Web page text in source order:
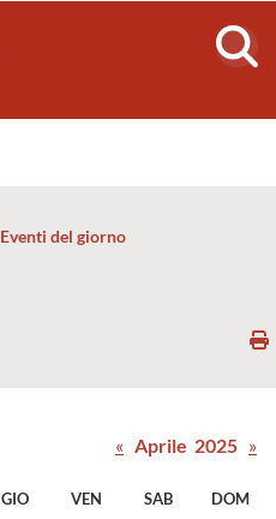
Eventi del giorno
GIO VEN SAB DOM
« Aprile 2025 »